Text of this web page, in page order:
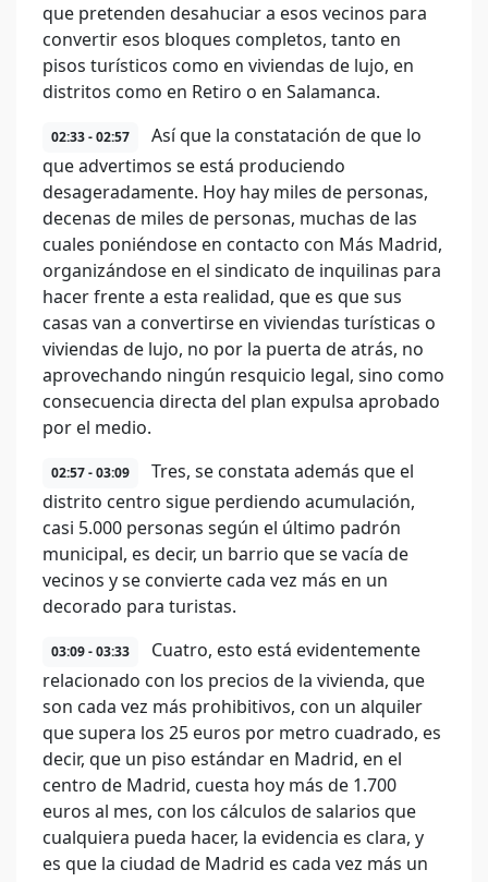
que pretenden desahuciar a esos vecinos para
convertir esos bloques completos, tanto en
pisos turísticos como en viviendas de lujo, en
distritos como en Retiro o en Salamanca.
02:33 - 02:57
Así que la constatación de que lo
que advertimos se está produciendo
desageradamente. Hoy hay miles de personas,
decenas de miles de personas, muchas de las
cuales poniéndose en contacto con Más Madrid,
organizándose en el sindicato de inquilinas para
hacer frente a esta realidad, que es que sus
casas van a convertirse en viviendas turísticas o
viviendas de lujo, no por la puerta de atrás, no
aprovechando ningún resquicio legal, sino como
consecuencia directa del plan expulsa aprobado
por el medio.
02:57 - 03:09
Tres, se constata además que el
distrito centro sigue perdiendo acumulación,
casi 5.000 personas según el último padrón
municipal, es decir, un barrio que se vacía de
vecinos y se convierte cada vez más en un
decorado para turistas.
03:09 - 03:33
Cuatro, esto está evidentemente
relacionado con los precios de la vivienda, que
son cada vez más prohibitivos, con un alquiler
que supera los 25 euros por metro cuadrado, es
decir, que un piso estándar en Madrid, en el
centro de Madrid, cuesta hoy más de 1.700
euros al mes, con los cálculos de salarios que
cualquiera pueda hacer, la evidencia es clara, y
es que la ciudad de Madrid es cada vez más un